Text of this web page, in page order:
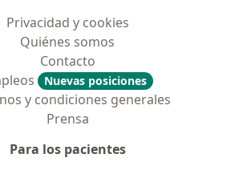
Privacidad y cookies
Quiénes somos
Contacto
Nuevas posiciones
y condiciones generales
Prensa
Para los pacientes